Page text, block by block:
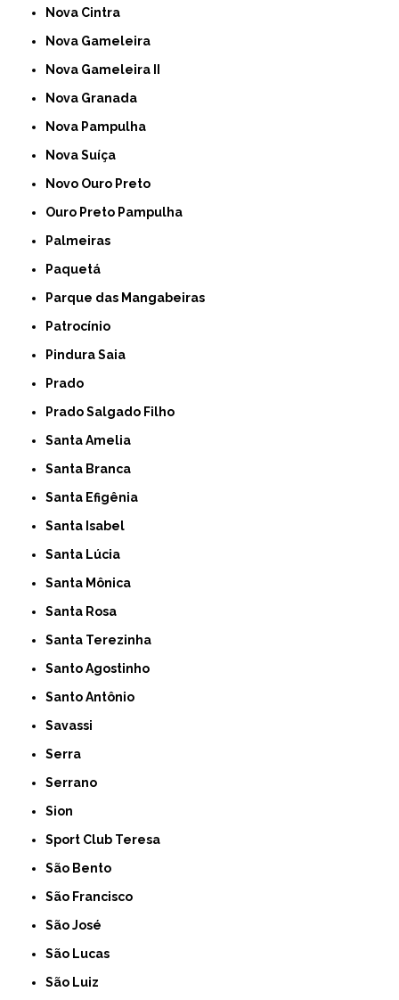
Nova Cintra
Nova Gameleira
Nova Gameleira II
Nova Granada
Nova Pampulha
Nova Suíça
Novo Ouro Preto
Ouro Preto Pampulha
Palmeiras
Paquetá
Parque das Mangabeiras
Patrocínio
Pindura Saia
Prado
Prado Salgado Filho
Santa Amelia
Santa Branca
Santa Efigênia
Santa Isabel
Santa Lúcia
Santa Mônica
Santa Rosa
Santa Terezinha
Santo Agostinho
Santo Antônio
Savassi
Serra
Serrano
Sion
Sport Club Teresa
São Bento
São Francisco
São José
São Lucas
São Luiz